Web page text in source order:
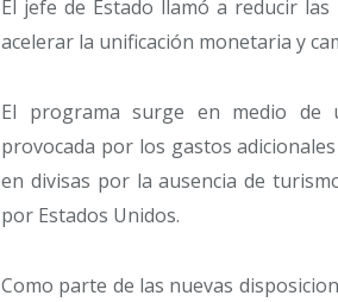
El jefe de Estado llamó a reducir
acelerar la unificación monetaria y
El programa surge en medio de
provocada por los gastos
en divisas por la ausencia de
por Estados Unidos.
Como parte de las nuevas